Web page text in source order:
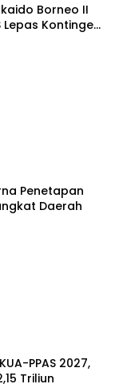
Borneo II
Lepas Kontingen
Penetapan
Daerah
PPAS 2027,
Triliun